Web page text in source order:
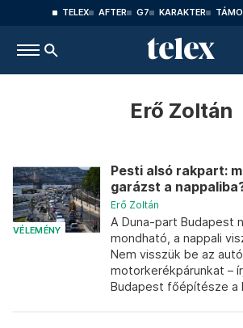
TELEX AFTER G7 KARAKTER
Erő Zoltán
VÉLEMÉNY
Pesti alsó rakpart:
garázst a
Erő Zoltán
A Duna-part Budapest
mondható, a nappali
Nem visszük be az
motorkerékpárunkat –
Budapest főépítésze a